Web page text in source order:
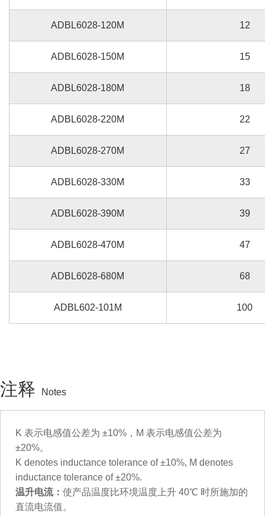
ADBL6028-120M 12
ADBL6028-150M 15
ADBL6028-180M 18
ADBL6028-220M 22
ADBL6028-270M 27
ADBL6028-330M 33
ADBL6028-390M 39
ADBL6028-470M 47
ADBL6028-680M 68
ADBL602-101M 100
注释 Notes
K 表示电感值公差为 ±10%，M 表示电感值公差为
±20%。
K denotes inductance tolerance of ±10%, M denotes
inductance tolerance of ±20%.
温升电流： 使产品温度比环境温度上升 40℃ 时所施加的
直流电流值。